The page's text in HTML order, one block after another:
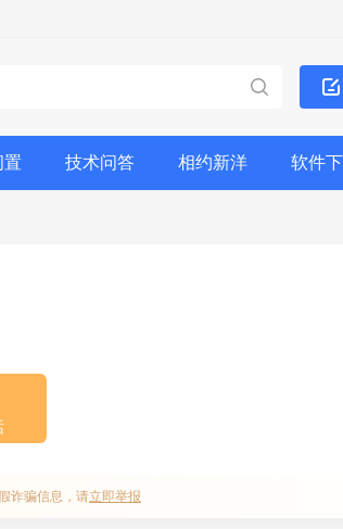
置 技术问答 相约新洋 软件
诈骗信息，请立即举报